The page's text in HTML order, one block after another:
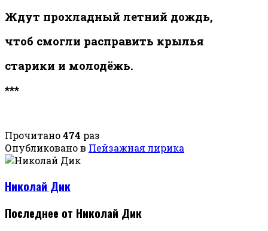
Ждут прохладный летний дождь,
чтоб смогли расправить крылья
старики и молодёжь.
***
Прочитано474 раз
Опубликовано в Пейзажная лирика
Николай Дик
Последнее от Николай Дик